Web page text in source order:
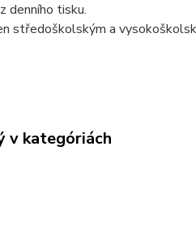
denního tisku.
středoškolským a
v kategóriách